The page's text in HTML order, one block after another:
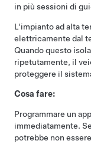
in più sessioni di
L'impianto ad alta
elettricamente dal
Quando questo
ripetutamente, il
proteggere il
Cosa fare:
Programmare un
immediatamente.
potrebbe non